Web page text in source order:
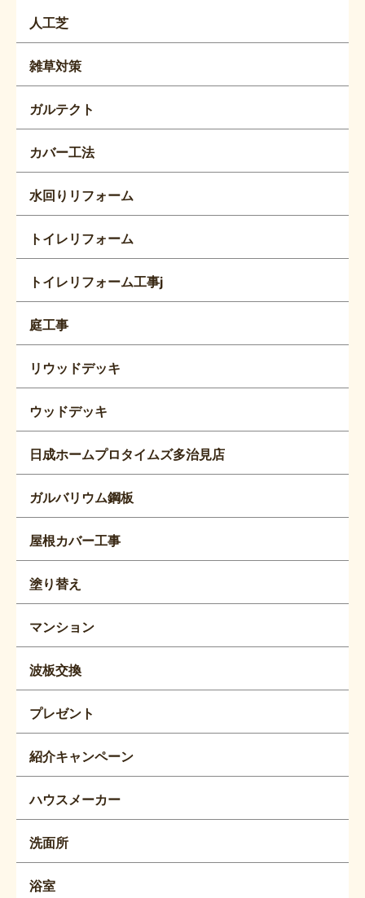
人工芝
雑草対策
ガルテクト
カバー工法
水回りリフォーム
トイレリフォーム
トイレリフォーム工事j
庭工事
リウッドデッキ
ウッドデッキ
日成ホームプロタイムズ多治見店
ガルバリウム鋼板
屋根カバー工事
塗り替え
マンション
波板交換
プレゼント
紹介キャンペーン
ハウスメーカー
洗面所
浴室